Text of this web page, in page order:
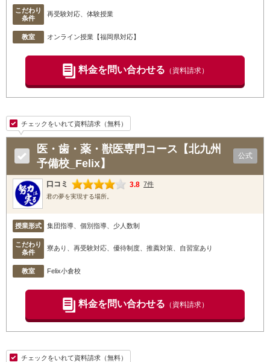
こだわり
条件
再受験対応、体験授業
教室 オンライン授業【福岡県対応】
料金を問い合わせる （資料請求）
チェックをいれて資料請求（無料）
医・歯・薬・獣医専門コース【北九州
予備校_Felix】
公式
口コミ 3.8 7件
君の夢を実現する場所。
授業形式 集団指導、個別指導、少人数制
こだわり
条件
寮あり、再受験対応、優待制度、推薦対策、自習室あり
教室 Felix小倉校
料金を問い合わせる （資料請求）
チェックをいれて資料請求（無料）